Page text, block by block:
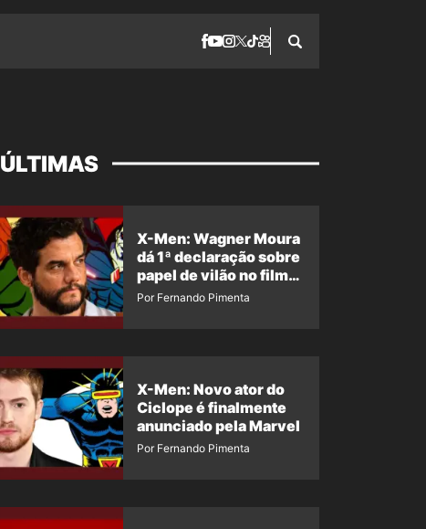
ÚLTIMAS
X-Men: Wagner Moura
dá 1ª declaração sobre
papel de vilão no filme
da Marvel
Por Fernando Pimenta
X-Men: Novo ator do
Ciclope é finalmente
anunciado pela Marvel
Por Fernando Pimenta